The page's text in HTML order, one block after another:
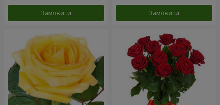
Замовити Замовити